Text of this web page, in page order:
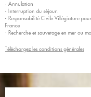
- Annulation
- Interruption du séjour.
- Responsabilité Civile Villégiature
France
- Recherche et sauvetage en mer ou
Téléchargez les conditions générales